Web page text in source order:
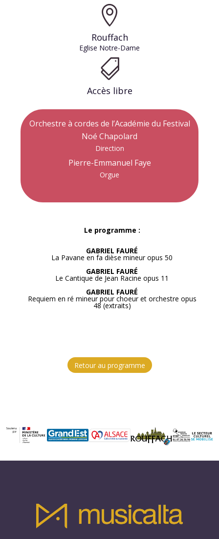

Rouffach
Eglise Notre-Dame

Accès libre
Orchestre à cordes de l’Académie du Festival
Noé Chapolard
Direction
Pierre-Emmanuel Faye
Orgue
Le programme :
GABRIEL FAURÉ
La Pavane en fa dièse mineur opus 50
GABRIEL FAURÉ
Le Cantique de Jean Racine opus 11
GABRIEL FAURÉ
Requiem en ré mineur pour choeur et orchestre opus
48 (extraits)
Retour au programme